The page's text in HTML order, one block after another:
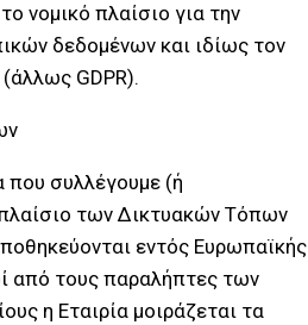
νομικό πλαίσιο για την
δεδομένων και ιδίως τον
GDPR).
συλλέγουμε (ή
των Δικτυακών Τόπων
εντός Ευρωπαϊκής
από τους παραλήπτες των
η Εταιρία μοιράζεται τα